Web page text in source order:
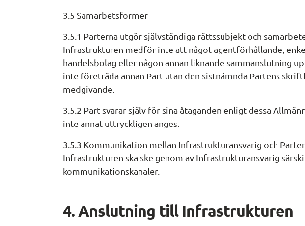
3.5 Samarbetsformer
3.5.1 Parterna utgör självständiga rättssubjekt och
Infrastrukturen medför inte att något agentförhållande,
handelsbolag eller någon annan liknande sammanslutning
inte företräda annan Part utan den sistnämnda Partens
medgivande.
3.5.2 Part svarar själv för sina åtaganden enligt dessa
inte annat uttryckligen anges.
3.5.3 Kommunikation mellan Infrastrukturansvarig och
Infrastrukturen ska ske genom av Infrastrukturansvarig
kommunikationskanaler.
4. Anslutning till Infrastrukturen